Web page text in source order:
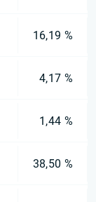
16,19 %
4,17 %
1,44 %
38,50 %